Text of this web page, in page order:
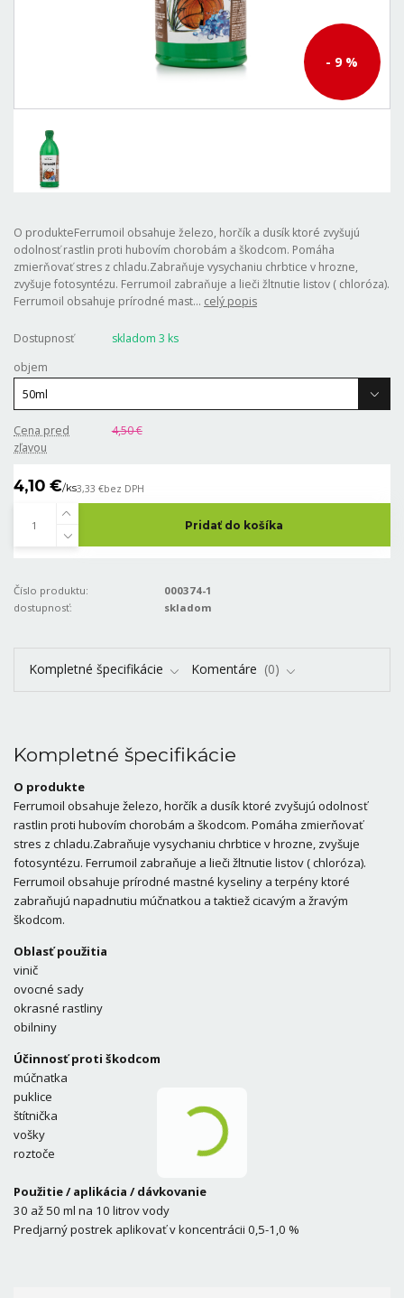
- 9 %
O produkteFerrumoil obsahuje železo, horčík a dusík ktoré zvyšujú
odolnosť rastlin proti hubovím chorobám a škodcom. Pomáha
zmierňovať stres z chladu.Zabraňuje vysychaniu chrbtice v hrozne,
zvyšuje fotosyntézu. Ferrumoil zabraňuje a lieči žltnutie listov ( chloróza).
Ferrumoil obsahuje prírodné mast... celý popis
Dostupnosť
skladom 3 ks
objem
Cena pred
zľavou
4,50 €
4,10 €/ks3,33 €bez DPH
Pridať do košíka
Číslo produktu:
000374-1
dostupnosť:
skladom
Kompletné špecifikácie Komentáre 0
Kompletné špecifikácie
O produkte
Ferrumoil obsahuje železo, horčík a dusík ktoré zvyšujú odolnosť
rastlin proti hubovím chorobám a škodcom. Pomáha zmierňovať
stres z chladu.Zabraňuje vysychaniu chrbtice v hrozne, zvyšuje
fotosyntézu. Ferrumoil zabraňuje a lieči žltnutie listov ( chloróza).
Ferrumoil obsahuje prírodné mastné kyseliny a terpény ktoré
zabraňujú napadnutiu múčnatkou a taktiež cicavým a žravým
škodcom.
Oblasť použitia
vinič
ovocné sady
okrasné rastliny
obilniny
Účinnosť proti škodcom
múčnatka
puklice
štítnička
vošky
roztoče
Použitie / aplikácia / dávkovanie
30 až 50 ml na 10 litrov vody
Predjarný postrek aplikovať v koncentrácii 0,5-1,0 %